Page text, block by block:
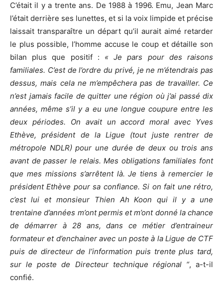
C’était il y a trente ans. De 1988 à 1996. Emu, Jean Marc
l’était derrière ses lunettes, et si la voix limpide et précise
laissait transparaître un départ qu’il aurait aimé retarder
le plus possible, l’homme accuse le coup et détaille son
bilan plus que positif : « Je pars pour des raisons
familiales. C’est de l’ordre du privé, je ne m’étendrais pas
dessus, mais cela ne m’empêchera pas de travailler. Ce
n’est jamais facile de quitter une région où j’ai passé dix
années, même s’il y a eu une longue coupure entre les
deux périodes. On avait un accord moral avec Yves
Ethève, président de la Ligue (tout juste rentrer de
métropole NDLR) pour une durée de deux ou trois ans
avant de passer le relais. Mes obligations familiales font
que mes missions s’arrêtent là. Je tiens à remercier le
président Ethève pour sa confiance. Si on fait une rétro,
c’est lui et monsieur Thien Ah Koon qui il y a une
trentaine d’années m’ont permis et m’ont donné la chance
de démarrer à 28 ans, dans ce métier d’entraineur
formateur et d’enchainer avec un poste à la Ligue de CTF
puis de directeur de l’information puis trente plus tard,
sur le poste de Directeur technique régional “, a-t-il
confié.